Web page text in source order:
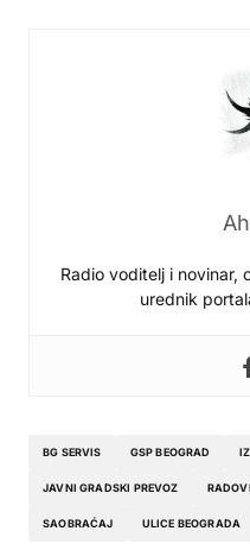
Radio voditelj i novinar,
urednik
BG SERVIS GSP BEOGRAD
JAVNI GRADSKI PREVOZ RADOVI
SAOBRAĆAJ ULICE BEOGRADA